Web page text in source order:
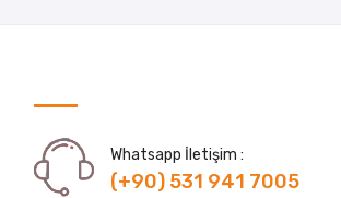
Whatsapp İletişim :
(+90) 531 941 7005